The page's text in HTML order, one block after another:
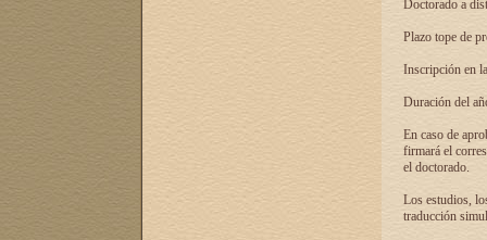
Doctorado a
Plazo tope de
Inscripción en
Duración del
En caso de
firmará el
el doctorado.
Los estudios,
traducción